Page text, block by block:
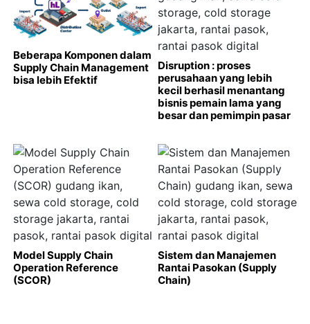
Beberapa Komponen dalam
Supply Chain Management
bisa lebih Efektif
Disruption : proses
perusahaan yang lebih
kecil berhasil menantang
bisnis pemain lama yang
besar dan pemimpin pasar
Model Supply Chain
Operation Reference
(SCOR)
Sistem dan Manajemen
Rantai Pasokan (Supply
Chain)